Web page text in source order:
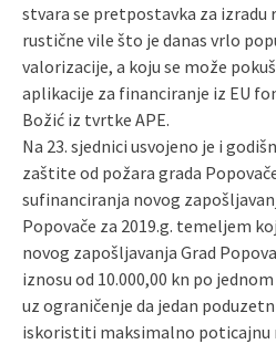
stvara se pretpostavka za
rustične vile što je danas vrlo
valorizacije, a koju se može
aplikacije za financiranje iz EU
Božić iz tvrtke APE.
Na 23. sjednici usvojeno je i
zaštite od požara grada
sufinanciranja novog
Popovače za 2019.g. temeljem
novog zapošljavanja Grad
iznosu od 10.000,00 kn po
uz ograničenje da jedan
iskoristiti maksimalno poticajnu